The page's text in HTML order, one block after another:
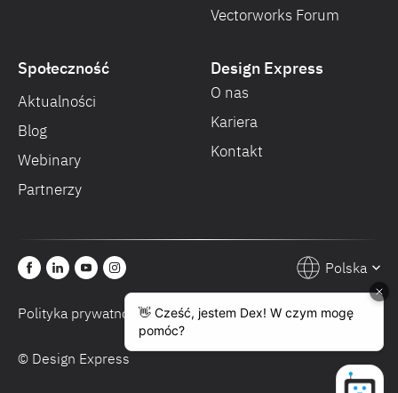
Vectorworks Forum
Społeczność
Aktualności
Blog
Webinary
Partnerzy
Design Express
O nas
Kariera
Kontakt
© Design Express
Polityka prywatności Warunki sprzedaży
Polska